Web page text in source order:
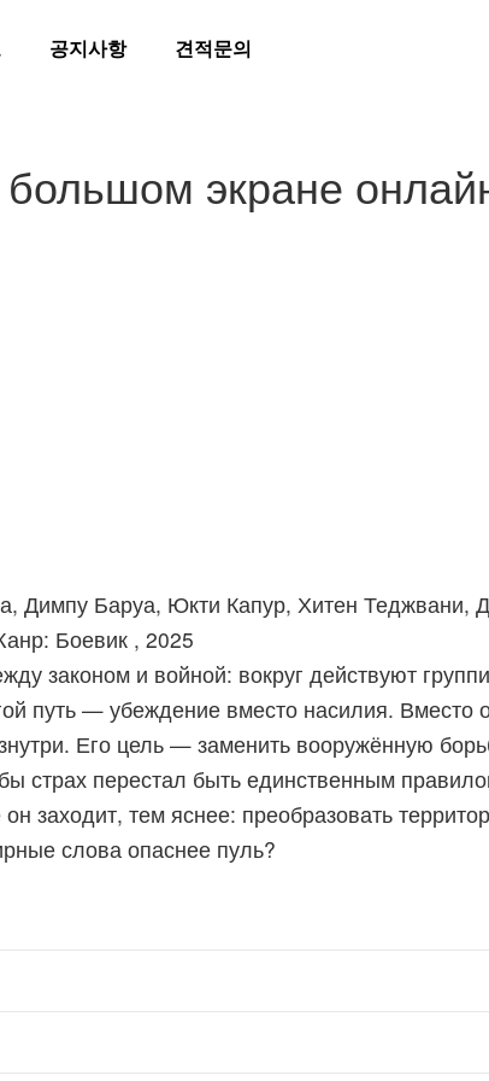
공지사항 견적문의
экране
Баруа, Юкти Капур, Хитен Теджвани,
Боевик , 2025
законом и войной: вокруг действуют
путь — убеждение вместо насилия. Вместо
Его цель — заменить вооружённую
страх перестал быть единственным
заходит, тем яснее: преобразовать
слова опаснее пуль?